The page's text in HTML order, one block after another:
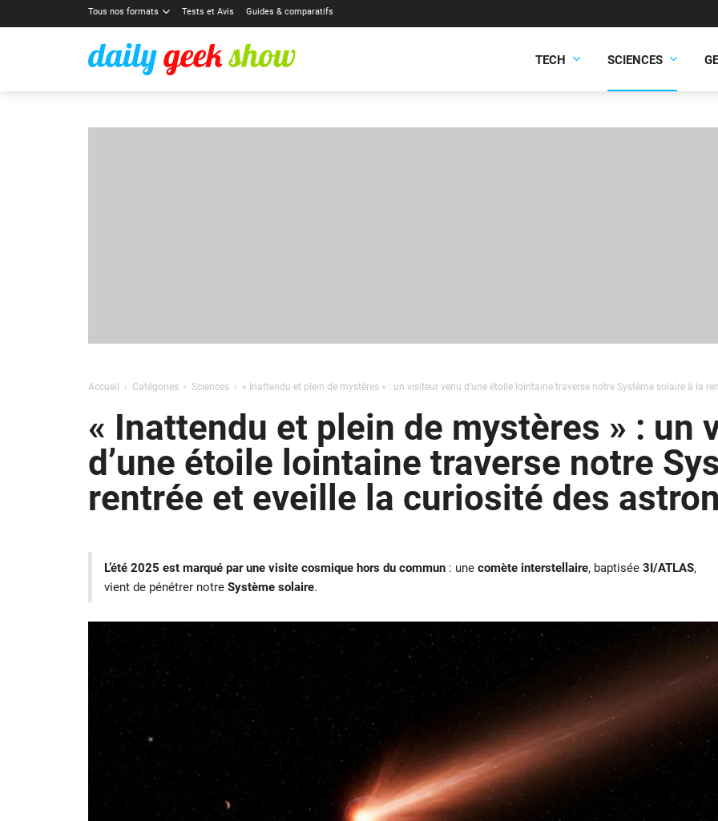
Tous nos formats Tests et Avis Guides & comparatifs
TECH SCIENCES
Accueil Catégories Sciences « Inattendu et plein de mystères » : un visiteur venu d’une étoile lointaine traverse notre Système solaire à la
« Inattendu et plein de mystères » : un
d’une étoile lointaine traverse notre
rentrée et eveille la curiosité des
L’été 2025 est marqué par une visite cosmique hors du commun: une comète interstellaire, baptisée 3I/ATLAS,
vient de pénétrer notre Système solaire.